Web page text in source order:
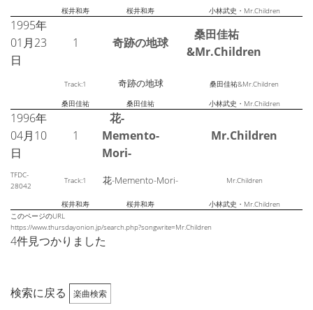
桜井和寿 桜井和寿 小林武史・Mr.Children
1995年
01月23
日
1 奇跡の地球
桑田佳祐
&Mr.Children
Track:1 奇跡の地球 桑田佳祐&Mr.Children
桑田佳祐 桑田佳祐 小林武史・Mr.Children
1996年
04月10
日
1
花-
Memento-
Mori-
Mr.Children
TFDC-
28042
Track:1 花-Memento-Mori- Mr.Children
桜井和寿 桜井和寿
小林武史・Mr.Children
このページのURL
https://www.thursdayonion.jp/search.php?songwrite=Mr.Children
4件見つかりました
検索に戻る 楽曲検索